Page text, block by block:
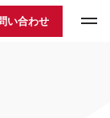
い合わせ